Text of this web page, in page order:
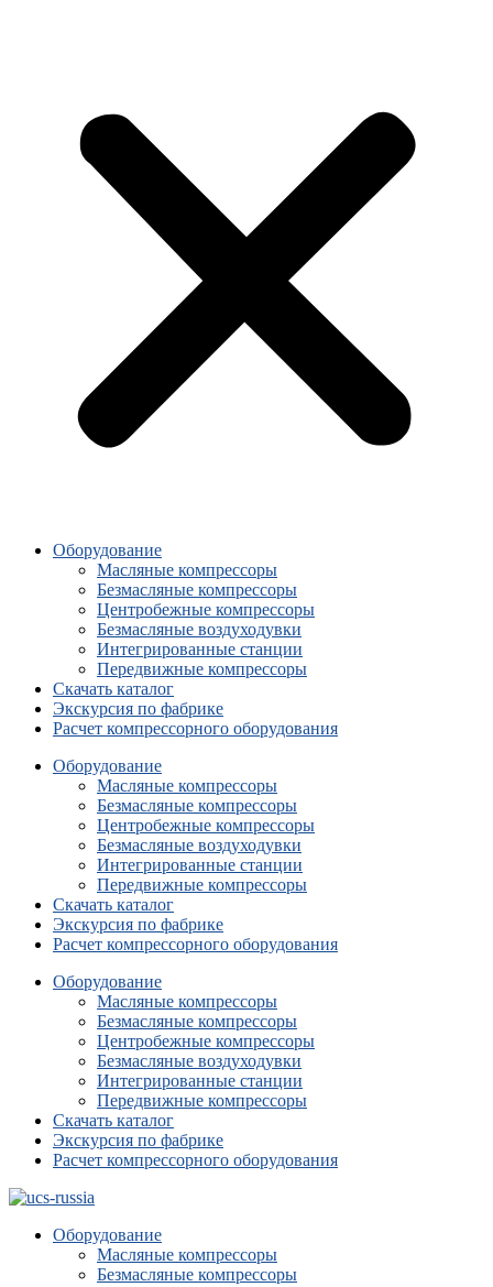
Оборудование
Масляные компрессоры
Безмасляные компрессоры
Центробежные компрессоры
Безмасляные воздуходувки
Интегрированные станции
Передвижные компрессоры
Скачать каталог
Экскурсия по фабрике
Расчет компрессорного оборудования
Оборудование
Масляные компрессоры
Безмасляные компрессоры
Центробежные компрессоры
Безмасляные воздуходувки
Интегрированные станции
Передвижные компрессоры
Скачать каталог
Экскурсия по фабрике
Расчет компрессорного оборудования
Оборудование
Масляные компрессоры
Безмасляные компрессоры
Центробежные компрессоры
Безмасляные воздуходувки
Интегрированные станции
Передвижные компрессоры
Скачать каталог
Экскурсия по фабрике
Расчет компрессорного оборудования
Оборудование
Масляные компрессоры
Безмасляные компрессоры